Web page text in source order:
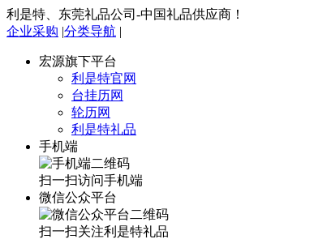
利是特、东莞礼品公司-中国礼品供应商！
企业采购 |分类导航 |
宏源旗下平台
利是特官网
台挂历网
轮历网
利是特礼品
手机端
扫一扫访问手机端
微信公众平台
扫一扫关注利是特礼品